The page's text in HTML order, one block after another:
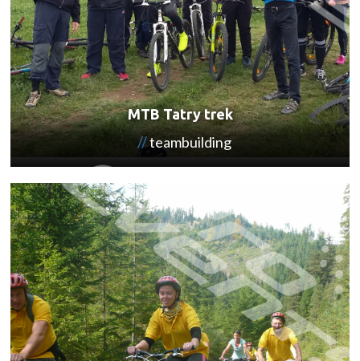
MTB Tatry trek
teambuilding